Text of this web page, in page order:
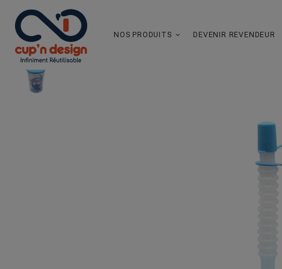
NOS PRODUITS DEVENIR REVENDEUR